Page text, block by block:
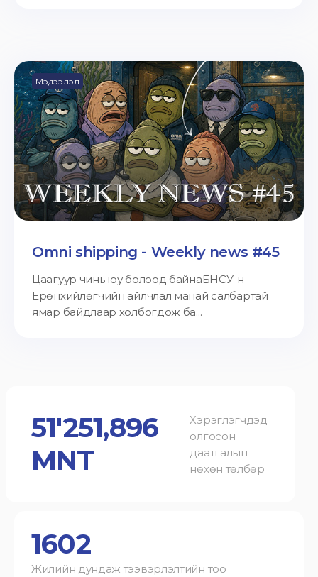
Мэдээлэл
Omni shipping - Weekly news #45
Цаагуур чинь юу болоод байнаБНСУ-н
Ерөнхийлөгчийн айлчлал манай салбартай
ямар байдлаар холбогдож ба...
51'251,896
MNT
Хэрэглэгчдэд
олгосон
даатгалын
нөхөн төлбөр
1602
Жилийн дундаж тээвэрлэлтийн тоо